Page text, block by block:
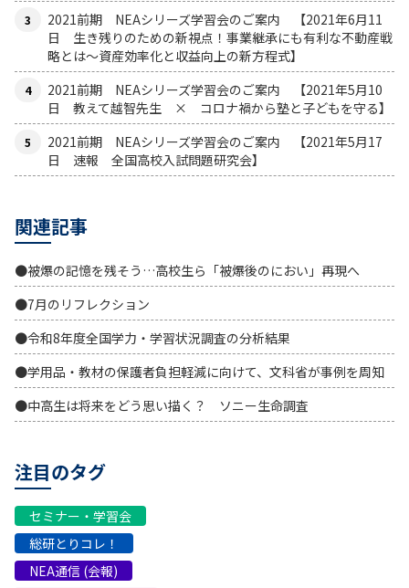
2021前期 NEAシリーズ学習会のご案内 【2021年6月11
日 生き残りのための新視点！事業継承にも有利な不動産戦
略とは〜資産効率化と収益向上の新方程式】
2021前期 NEAシリーズ学習会のご案内 【2021年5月10
日 教えて越智先生 × コロナ禍から塾と子どもを守る】
2021前期 NEAシリーズ学習会のご案内 【2021年5月17
日 速報 全国高校入試問題研究会】
関連記事
●被爆の記憶を残そう…高校生ら「被爆後のにおい」再現へ
●7月のリフレクション
●令和8年度全国学力・学習状況調査の分析結果
●学用品・教材の保護者負担軽減に向けて、文科省が事例を周知
●中高生は将来をどう思い描く？ ソニー生命調査
注目のタグ
セミナー・学習会
総研とりコレ！
NEA通信 (会報)